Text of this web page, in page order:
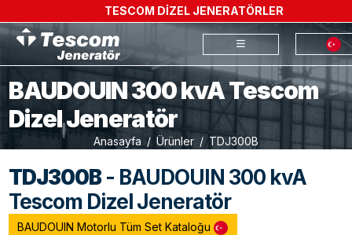
TESCOM DİZEL JENERATÖRLER
BAUDOUIN 300 kvA Tescom
Dizel Jeneratör
Anasayfa Ürünler TDJ300B
TDJ300B- BAUDOUIN 300 kvA
Tescom Dizel Jeneratör
BAUDOUIN Motorlu Tüm Set Kataloğu